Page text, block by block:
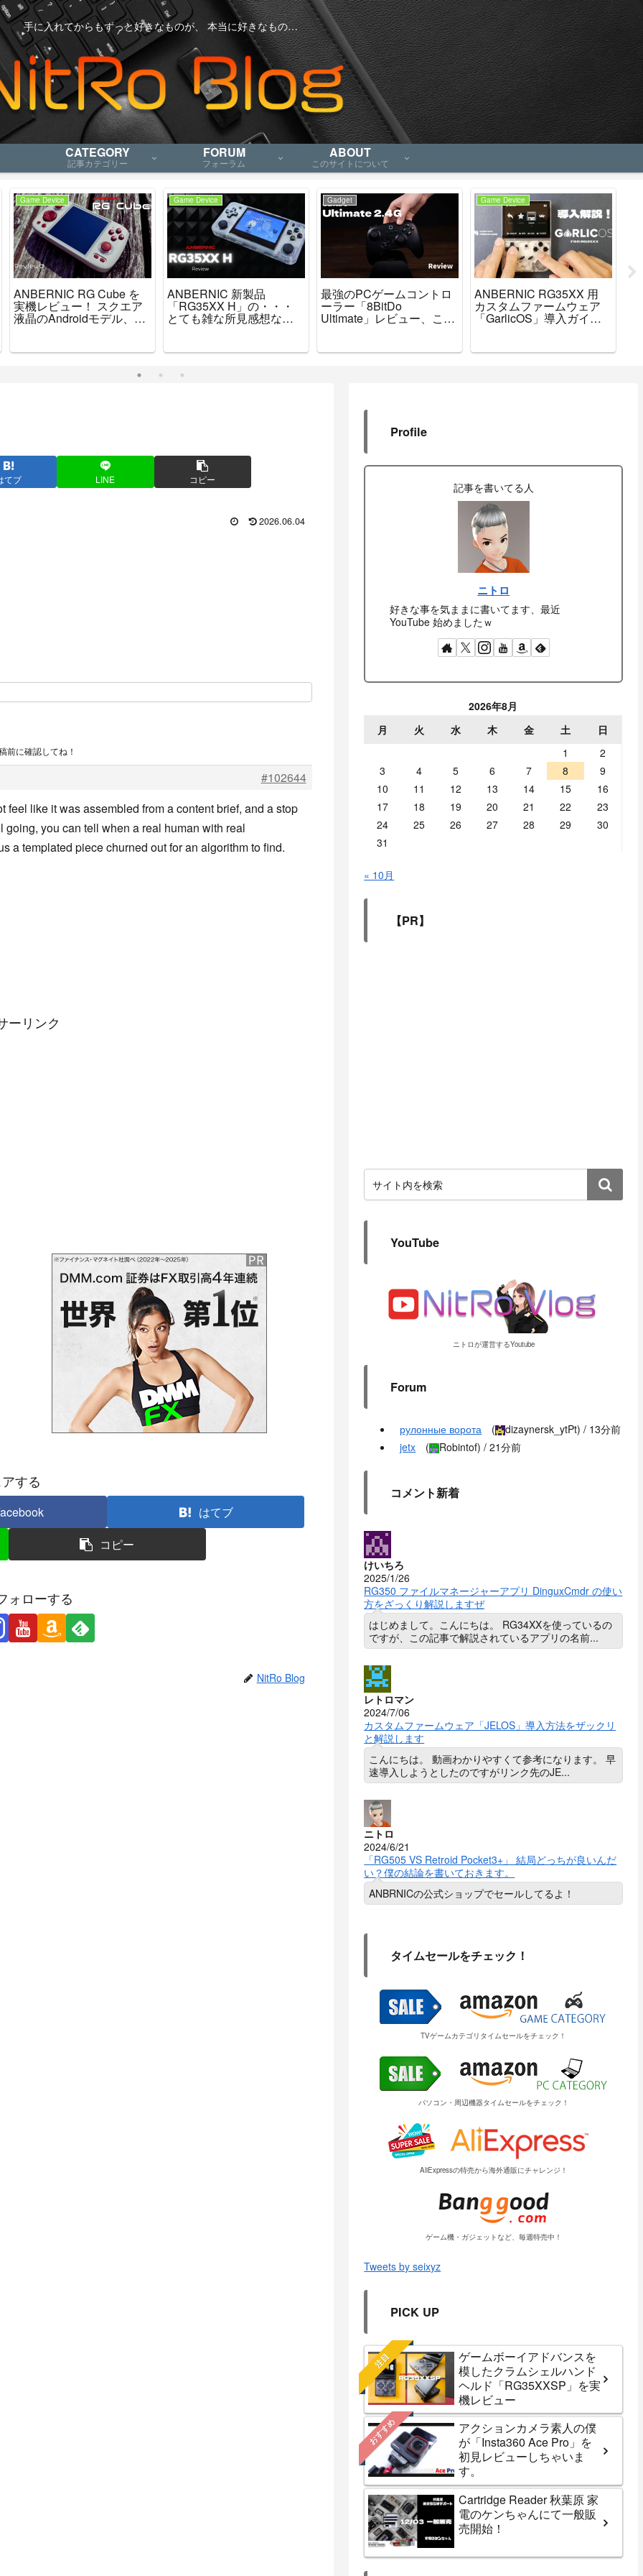
手に入れてからもずっと好きなものが、 本当に好きなもの…
CATEGORY
記事カテゴリー
FORUM
フォーラム
ABOUT
このサイトについて
Game Device
ANBERNIC RG Cube を
実機レビュー！ スクエア
液晶のAndroidモデル、ニ
Game Device
ANBERNIC 新製品
「RG35XX H」の・・・
とても雑な所見感想など
Gadget
最強のPCゲームコントロ
ーラー「8BitDo
Ultimate」レビュー、これ
Game Device
ANBERNIC RG35XX 用
カスタムファームウェア
「GarlicOS」導入ガイ
てブ LINE コピー
2026.06.04
前に確認してね！
#102644
feel like it was assembled from a content brief, and a stop
you can tell when a real human with real
a templated piece churned out for an algorithm to find.
ーリンク
する
はてブ
コピー
ォローする
NitRo Blog
Profile
記事を書いてる人
ニトロ
好きな事を気ままに書いてます、最近
YouTube 始めましたｗ
2026年8月
月
火 水 木 金 土
日
1
2
3
4 5 6 7 8
9
10
11 12 13 14 15
16
17
18 19 20 21 22
23
24
25 26 27 28 29
30
31
« 10月
【PR】
YouTube
ニトロが運営するYoutube
Forum
рулонные ворота ( dizaynersk_ytPt) / 13分前
jetx
( Robintof) /21分前
コメント新着
けいちろ
2025/1/26
RG350 ファイルマネージャーアプリ DinguxCmdr の使い
方をざっくり解説しますぜ
はじめまして。こんにちは。 RG34XXを使っているの
ですが、この記事で解説されているアプリの名前...
レトロマン
2024/7/06
カスタムファームウェア「JELOS」導入方法をザックリ
と解説します
こんにちは。 動画わかりやすくて参考になります。 早
速導入しようとしたのですがリンク先のJE...
ニトロ
2024/6/21
「RG505 VS Retroid Pocket3+」 結局どっちが良いんだ
い？僕の結論を書いておきます。
ANBRNICの公式ショップでセールしてるよ！
タイムセールをチェック！
TVゲームカテゴリタイムセールをチェック！
パソコン・周辺機器タイムセールをチェック！
AliExpressの特売から海外通販にチャレンジ！
ゲーム機・ガジェットなど、毎週特売中！
Tweets by seixyz
PICK UP
注目
ゲームボーイアドバンスを
模したクラムシェルハンド
ヘルド「RG35XXSP」を実
機レビュー
おすすめ
アクションカメラ素人の僕
が「Insta360 Ace Pro」を
初見レビューしちゃいま
す。
Cartridge Reader 秋葉原 家
電のケンちゃんにて一般販
売開始！